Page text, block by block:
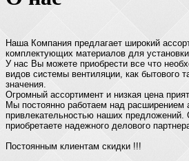
Наша Компания предлагает широкий
комплектующих материалов для
У нас Вы можете приобрести все что
видов системы вентиляции, как бытового
значения.
Огромный ассортимент и низкая цена
Мы постоянно работаем над расширением
привлекательностью наших
приобретаете надежного делового
Постоянным клиентам скидки !!!